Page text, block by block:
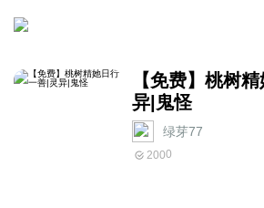
【免费】桃树
异|鬼怪
绿芽77
2000